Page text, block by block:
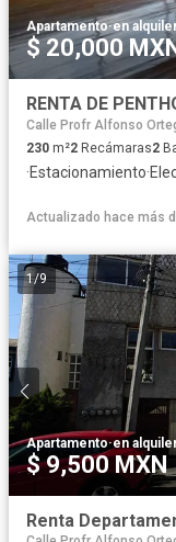
Apartamento·en
$ 20,000
Calle Profr Alfonso
230 m²2 Recámaras2
·Estacionamiento·
Actualizado hace más
1/9
Apartamento·en
$ 9,500 MXN
Renta